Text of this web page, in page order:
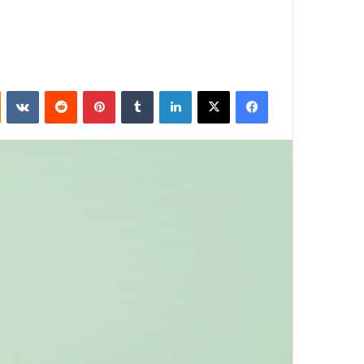
فيسبوك
‫X لينكدإن بينتيريست